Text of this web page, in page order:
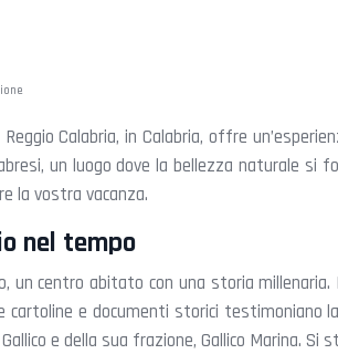
Calabria, in Calabria, offre
un luogo dove la bellezza naturale
la vostra vacanza.
nel tempo
un centro abitato con una storia
e documenti storici
e della sua frazione, Gallico Marina.